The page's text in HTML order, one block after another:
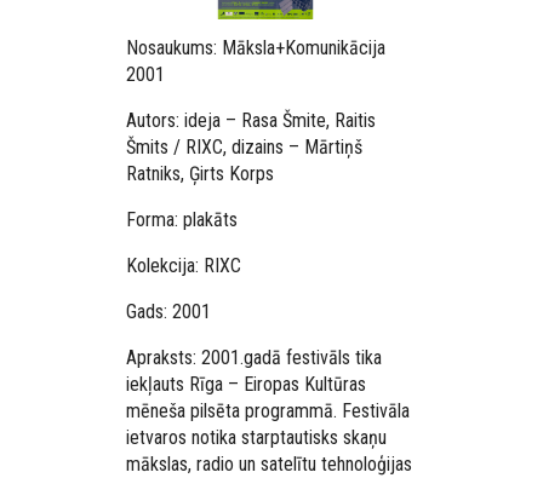
Nosaukums: Māksla+Komunikācija
2001
Autors: ideja – Rasa Šmite, Raitis
Šmits / RIXC, dizains – Mārtiņš
Ratniks, Ģirts Korps
Forma: plakāts
Kolekcija: RIXC
Gads: 2001
Apraksts: 2001.gadā festivāls tika
iekļauts Rīga – Eiropas Kultūras
mēneša pilsēta programmā. Festivāla
ietvaros notika starptautisks skaņu
mākslas, radio un satelītu tehnoloģijas